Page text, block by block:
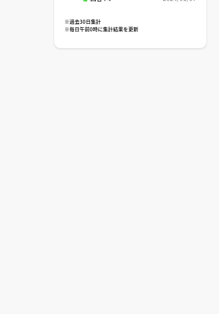
※過去30日集計
※毎日午前0時に集計結果を更新